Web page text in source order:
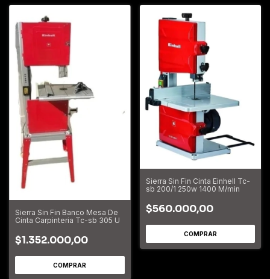
Sierra Sin Fin Banco Mesa De
Cinta Carpinteria Tc-sb 305 U
$1.352.000,00
Sierra Sin Fin Cinta Einhell Tc-
sb 200/1 250w 1400 M/min
$560.000,00